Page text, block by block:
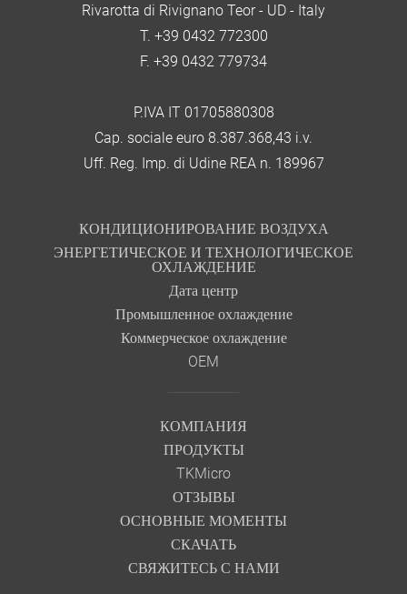
Rivarotta di Rivignano Teor - UD - Italy
T. +39 0432 772300
F. +39 0432 779734
P.IVA IT 01705880308
Cap. sociale euro 8.387.368,43 i.v.
Uff. Reg. Imp. di Udine REA n. 189967
КОНДИЦИОНИРОВАНИЕ ВОЗДУХА
ЭНЕРГЕТИЧЕСКОЕ И ТЕХНОЛОГИЧЕСКОЕ
ОХЛАЖДЕНИЕ
Дата центр
Промышленное охлаждение
Коммерческое охлаждение
OEM
КОМПАНИЯ
ПРОДУКТЫ
TKMicro
ОТЗЫВЫ
ОСНОВНЫЕ МОМЕНТЫ
СКАЧАТЬ
СВЯЖИТЕСЬ С НАМИ